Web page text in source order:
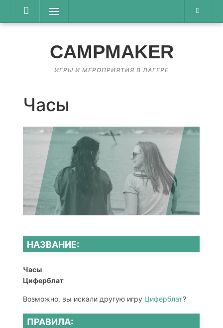
содержимому
Меню
CAMPMAKER
ИГРЫ И МЕРОПРИЯТИЯ В ЛАГЕРЕ
Часы
НАЗВАНИЕ:
Часы
Циферблат
Возможно, вы искали другую игру Циферблат?
ПРАВИЛА: